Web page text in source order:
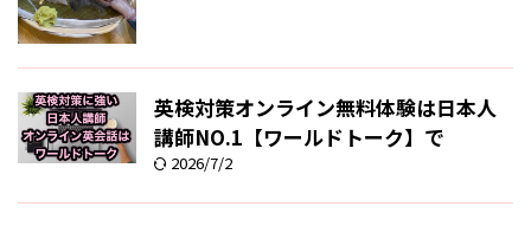
英検対策オンライン無料体験は日本人
講師NO.1【ワールドトーク】で
2026/7/2